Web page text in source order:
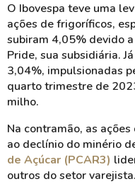
O Ibovespa teve uma
ações de frigoríficos,
subiram 4,05% devido
Pride, sua subsidiária.
3,04%, impulsionadas
quarto trimestre de
milho.
Na contramão, as ações
ao declínio do minério
de Açúcar (PCAR3)
outros do setor varejista.